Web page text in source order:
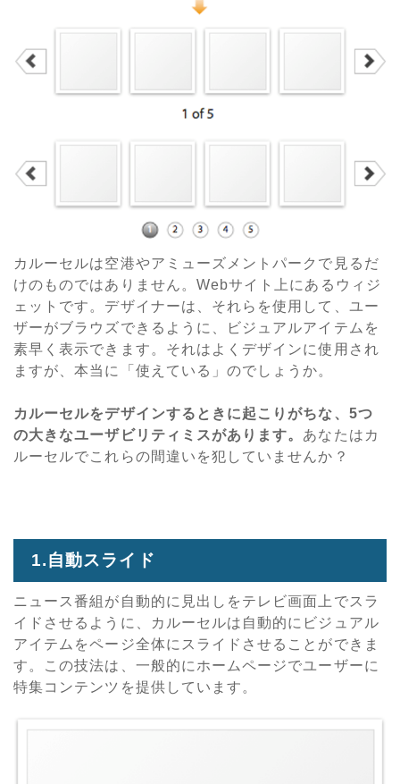
カルーセルは空港やアミューズメントパークで見るだ
けのものではありません。Webサイト上にあるウィジ
ェットです。デザイナーは、それらを使用して、ユー
ザーがブラウズできるように、ビジュアルアイテムを
素早く表示できます。それはよくデザインに使用され
ますが、本当に「使えている」のでしょうか。
カルーセルをデザインするときに起こりがちな、5つ
の大きなユーザビリティミスがあります。 あなたはカ
ルーセルでこれらの間違いを犯していませんか？
1.自動スライド
ニュース番組が自動的に見出しをテレビ画面上でスラ
イドさせるように、カルーセルは自動的にビジュアル
アイテムをページ全体にスライドさせることができま
す。この技法は、一般的にホームページでユーザーに
特集コンテンツを提供しています。